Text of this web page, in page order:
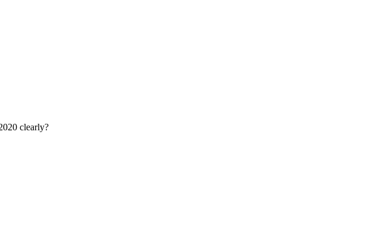
clearly?